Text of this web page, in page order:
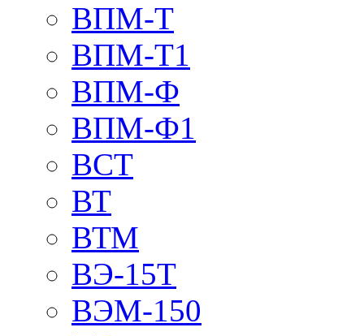
ВПМ-Т
ВПМ-Т1
ВПМ-Ф
ВПМ-Ф1
ВСТ
ВТ
ВТМ
ВЭ-15Т
ВЭМ-150